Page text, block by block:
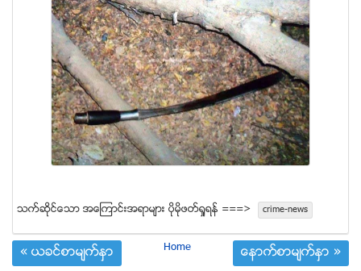
သက္ဆုိင္ေသာ အေၾကာင္းအရာမ်ား ပုိမုိဖတ္ရႈရန္ ===> crime-news
« ယခင္စာမ်က္ႏွာ Home ေနာက္စာမ်က္ႏွာ »